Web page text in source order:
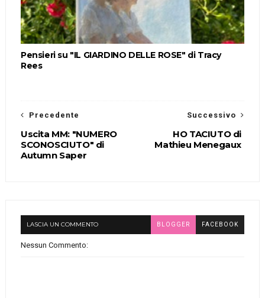
Pensieri su "IL GIARDINO DELLE ROSE" di Tracy
Rees
Successivo
HO TACIUTO di
Mathieu Menegaux
Precedente
Uscita MM: "NUMERO
SCONOSCIUTO" di
Autumn Saper
LASCIA UN COMMENTO BLOGGER FACEBOOK
Nessun Commento: